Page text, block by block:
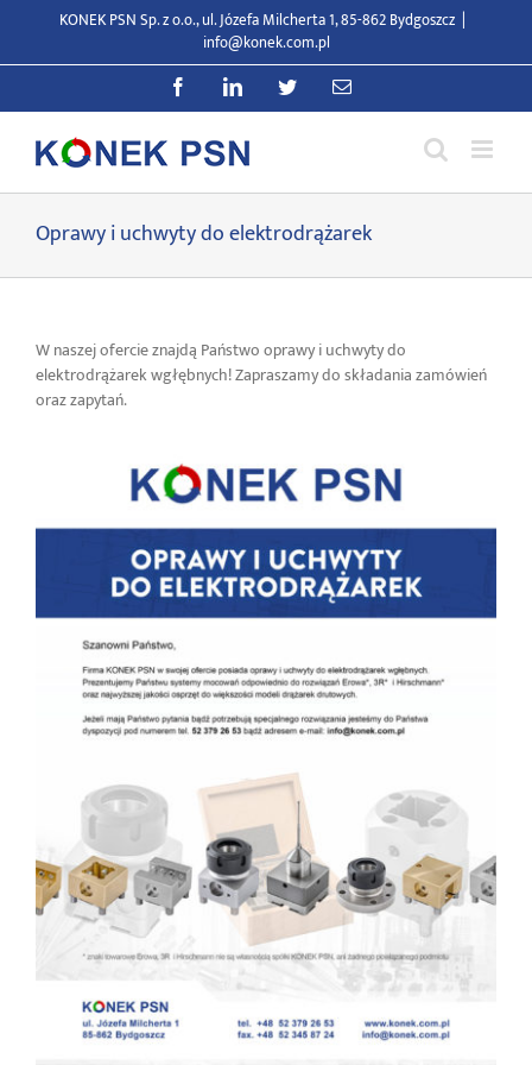
zawartości
KONEK PSN Sp. z o.o., ul. Józefa Milcherta 1, 85-862 Bydgoszcz |
info@konek.com.pl
FacebookLinkedInTwitterE-
Oprawy i uchwyty do elektrodrążarek
W naszej ofercie znajdą Państwo oprawy i uchwyty do
elektrodrążarek wgłębnych! Zapraszamy do składania zamówień
oraz zapytań.